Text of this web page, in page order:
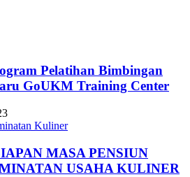
Pelatihan Bimbingan
GoUKM Training Center
MASA PENSIUN
USAHA KULINER